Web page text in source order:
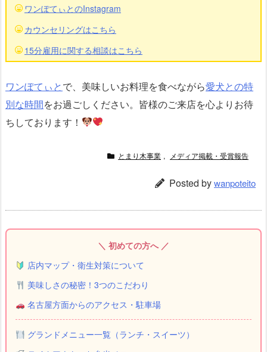
ワンぽてぃとのInstagram
カウンセリングはこちら
15分雇用に関する相談はこちら
ワンぽてぃとで、美味しいお料理を食べながら愛犬との特
別な時間をお過ごしください。皆様のご来店を心よりお待
ちしております！
とまり木事業 , メディア掲載・受賞報告
Posted bywanpoteito
＼ 初めての方へ ／
店内マップ・衛生対策について
美味しさの秘密！3つのこだわり
名古屋方面からのアクセス・駐車場
グランドメニュー一覧（ランチ・スイーツ）